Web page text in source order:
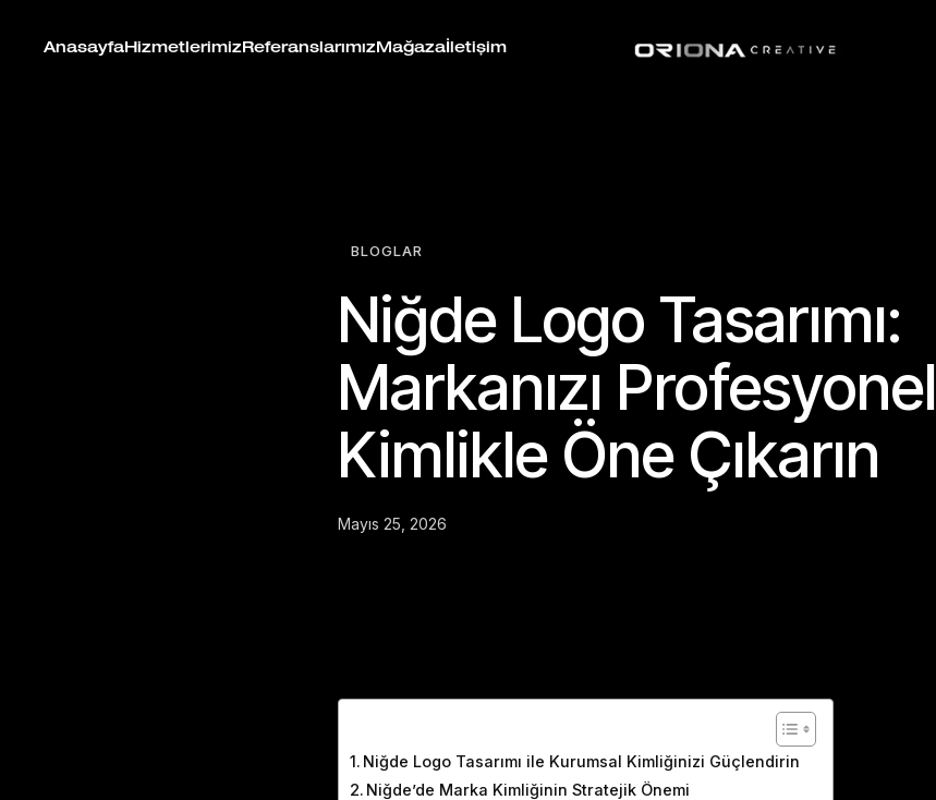
Anasayfa Hizmetlerimiz Referanslarımız Mağaza İletişim
BLOGLAR
Niğde Logo Tasarımı:
Markanızı Profesyonel
Kimlikle Öne Çıkarın
Mayıs 25, 2026
Niğde Logo Tasarımı ile Kurumsal Kimliğinizi Güçlendirin
Niğde’de Marka Kimliğinin Stratejik Önemi